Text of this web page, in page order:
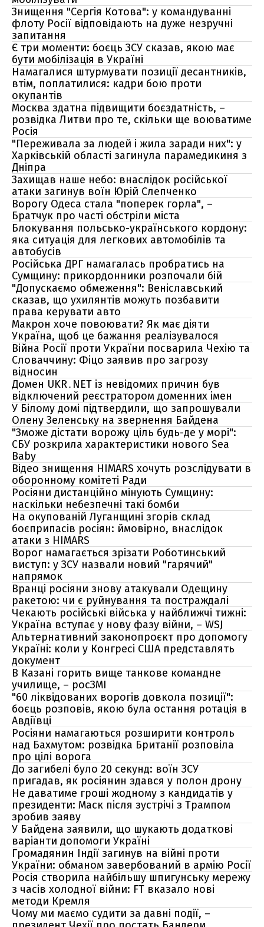
Знищення "Сергія Котова": у командуванні
флоту Росії відповідають на дуже незручні
запитання
Є три моменти: боєць ЗСУ сказав, якою має
бути мобілізація в Україні
Намагалися штурмувати позиції десантників,
втім, поплатилися: кадри бою проти
окупантів
Москва здатна підвищити боєздатність, –
розвідка Литви про те, скільки ще воюватиме
Росія
"Переживала за людей і жила заради них": у
Харківській області загинула парамедикиня з
Дніпра
Захищав наше небо: внаслідок російської
атаки загинув воїн Юрій Слепченко
Ворогу Одеса стала "поперек горла", –
Братчук про часті обстріли міста
Блокування польсько-українського кордону:
яка ситуація для легкових автомобілів та
автобусів
Російська ДРГ намагалась пробратись на
Сумщину: прикордонники розпочали бій
"Допускаємо обмеження": Веніславський
сказав, що ухилянтів можуть позбавити
права керувати авто
Макрон хоче повоювати? Як має діяти
Україна, щоб це бажання реалізувалося
Війна Росії проти України посварила Чехію та
Словаччину: Фіцо заявив про загрозу
відносин
Домен UKR․NET із невідомих причин був
відключений реєстратором доменних імен
У Білому домі підтвердили, що запрошували
Олену Зеленську на звернення Байдена
"Зможе дістати ворожу ціль будь-де у морі":
СБУ розкрила характеристики нового Sea
Baby
Відео знищення HIMARS хочуть розслідувати в
оборонному комітеті Ради
Росіяни дистанційно мінують Сумщину:
наскільки небезпечні такі бомби
На окупованій Луганщині згорів склад
боєприпасів росіян: ймовірно, внаслідок
атаки з HIMARS
Ворог намагається зрізати Роботинський
виступ: у ЗСУ назвали новий "гарячий"
напрямок
Вранці росіяни знову атакували Одещину
ракетою: чи є руйнування та постраждалі
Чекають російські війська у найближчі тижні:
Україна вступає у нову фазу війни, – WSJ
Альтернативний законопроєкт про допомогу
Україні: коли у Конгресі США представлять
документ
В Казані горить вище танкове командне
училище, – росЗМІ
"60 ліквідованих ворогів довкола позиції":
боєць розповів, якою була остання ротація в
Авдіївці
Росіяни намагаються розширити контроль
над Бахмутом: розвідка Британії розповіла
про цілі ворога
До загибелі було 20 секунд: воїн ЗСУ
пригадав, як росіянин здався у полон дрону
Не даватиме гроші жодному з кандидатів у
президенти: Маск після зустрічі з Трампом
зробив заяву
У Байдена заявили, що шукають додаткові
варіанти допомоги Україні
Громадянин Індії загинув на війні проти
України: обманом завербований в армію Росії
Росія створила найбільшу шпигунську мережу
з часів холодної війни: FT вказало нові
методи Кремля
Чому ми маємо судити за давні події, –